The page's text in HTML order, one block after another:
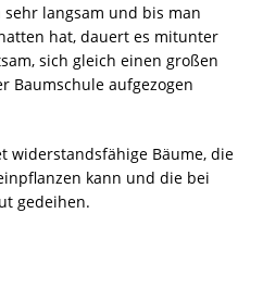
langsam und bis man
hat, dauert es mitunter
sich gleich einen großen
Baumschule aufgezogen
widerstandsfähige Bäume, die
kann und die bei
gedeihen.